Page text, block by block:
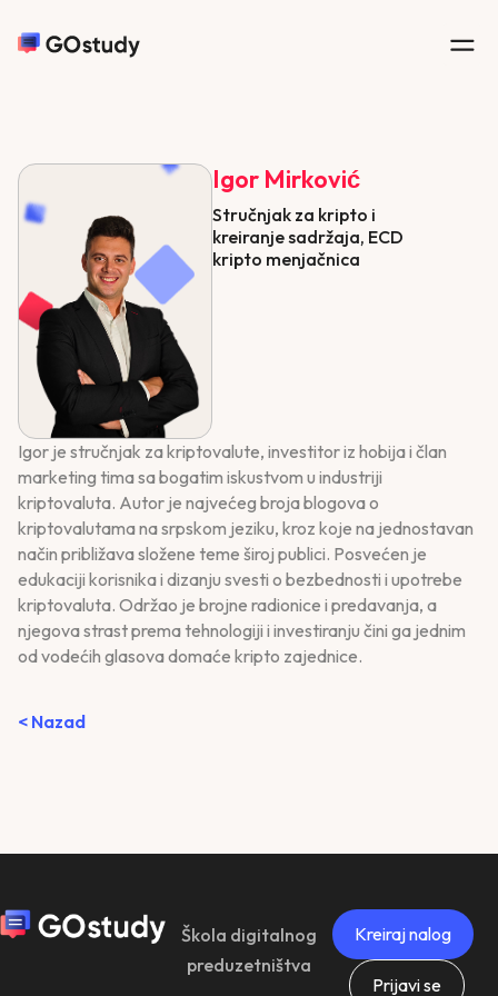
Igor Mirković
Stručnjak za kripto i
kreiranje sadržaja, ECD
kripto menjačnica
Igor je stručnjak za kriptovalute, investitor iz hobija i član
marketing tima sa bogatim iskustvom u industriji
kriptovaluta. Autor je najvećeg broja blogova o
kriptovalutama na srpskom jeziku, kroz koje na jednostavan
način približava složene teme široj publici. Posvećen je
edukaciji korisnika i dizanju svesti o bezbednosti i upotrebe
kriptovaluta. Održao je brojne radionice i predavanja, a
njegova strast prema tehnologiji i investiranju čini ga jednim
od vodećih glasova domaće kripto zajednice.
< Nazad
Škola digitalnog
preduzetništva
Kreiraj nalog
Prijavi se